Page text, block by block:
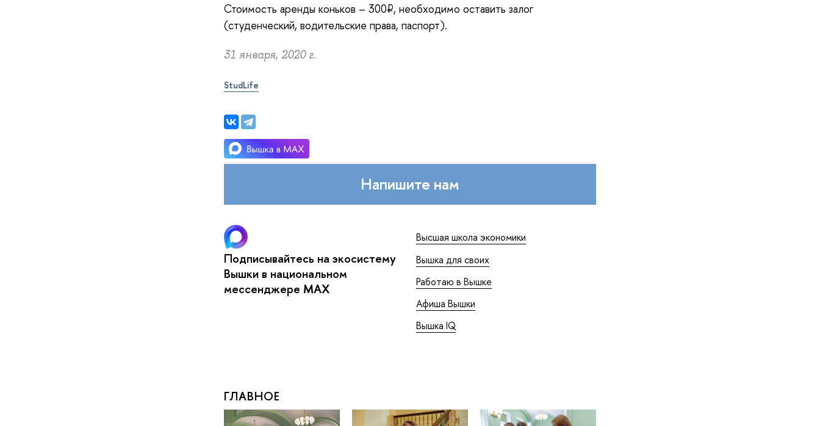
Стоимость аренды коньков – 300₽, необходимо оставить залог
(студенческий, водительские права, паспорт).
31 января, 2020 г.
StudLife
Напишите нам
Подписывайтесь на экосистему
Вышки в национальном
мессенджере MAX
Высшая школа экономики
Вышка для своих
Работаю в Вышке
Афиша Вышки
Вышка IQ
ГЛАВНОЕ